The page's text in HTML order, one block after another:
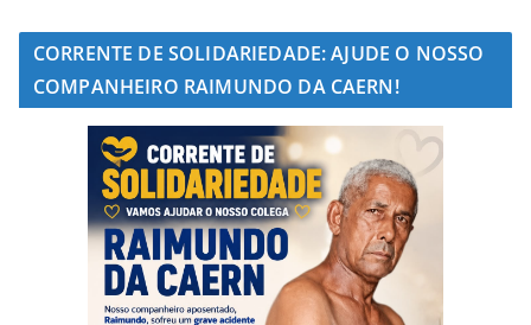
CORRENTE DE SOLIDARIEDADE: AJUDE O NOSSO
COMPANHEIRO RAIMUNDO DA CAERN!